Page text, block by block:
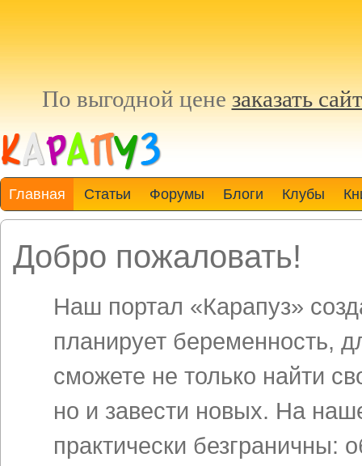
По выгодной ценезаказать
Главная Статьи Форумы Блоги Клубы
Добро пожаловать!
Наш портал «Карапуз»
планирует беременность,
сможете не только найти
но и завести новых. На
практически